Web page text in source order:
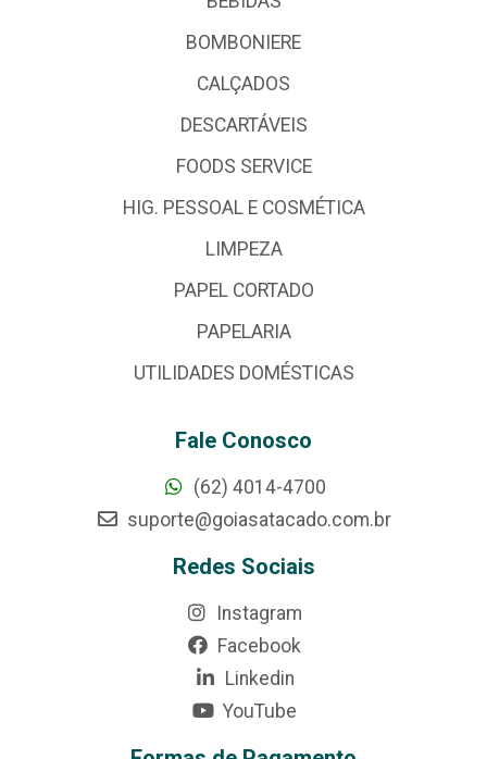
BOMBONIERE
CALÇADOS
DESCARTÁVEIS
FOODS SERVICE
HIG. PESSOAL E COSMÉTICA
LIMPEZA
PAPEL CORTADO
PAPELARIA
UTILIDADES DOMÉSTICAS
Fale Conosco
(62) 4014-4700
suporte@goiasatacado.com.br
Redes Sociais
Instagram
Facebook
Linkedin
YouTube